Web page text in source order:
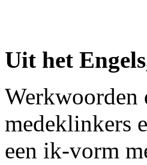
Uit het
Werkwoorden
medeklinkers
een ik-vorm